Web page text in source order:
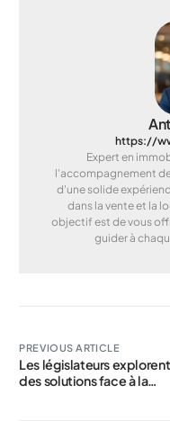
https://
Expert en
l'accompagnement
d'une solide
dans la vente et la
objectif est de vous
guider à
PREVIOUS ARTICLE
Les législateurs explorent
des solutions face à la